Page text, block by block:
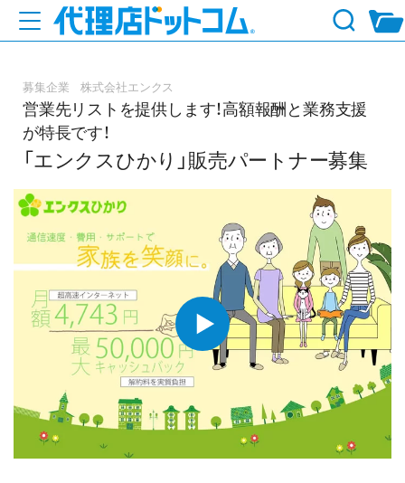
募集企業 株式会社エンクス
営業先リストを提供します！高額報酬と業務支援
が特長です！
「エンクスひかり」販売パートナー募集